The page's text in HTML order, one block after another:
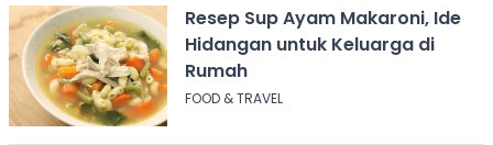
Resep Sup Ayam Makaroni, Ide
Hidangan untuk Keluarga di
Rumah
FOOD & TRAVEL